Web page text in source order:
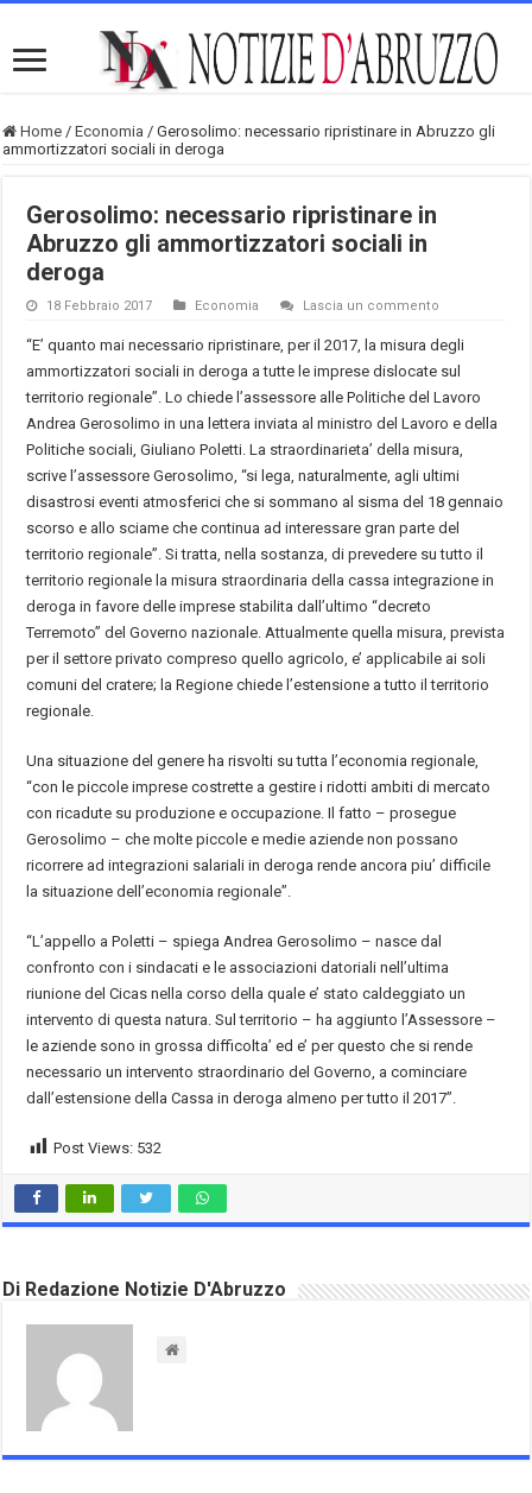
Home / Economia / Gerosolimo: necessario ripristinare in Abruzzo gli
ammortizzatori sociali in deroga
Gerosolimo: necessario ripristinare in
Abruzzo gli ammortizzatori sociali in
deroga
18 Febbraio 2017 Economia Lascia un commento
“E’ quanto mai necessario ripristinare, per il 2017, la misura degli
ammortizzatori sociali in deroga a tutte le imprese dislocate sul
territorio regionale”. Lo chiede l’assessore alle Politiche del Lavoro
Andrea Gerosolimo in una lettera inviata al ministro del Lavoro e della
Politiche sociali, Giuliano Poletti. La straordinarieta’ della misura,
scrive l’assessore Gerosolimo, “si lega, naturalmente, agli ultimi
disastrosi eventi atmosferici che si sommano al sisma del 18 gennaio
scorso e allo sciame che continua ad interessare gran parte del
territorio regionale”. Si tratta, nella sostanza, di prevedere su tutto il
territorio regionale la misura straordinaria della cassa integrazione in
deroga in favore delle imprese stabilita dall’ultimo “decreto
Terremoto” del Governo nazionale. Attualmente quella misura, prevista
per il settore privato compreso quello agricolo, e’ applicabile ai soli
comuni del cratere; la Regione chiede l’estensione a tutto il territorio
regionale.
Una situazione del genere ha risvolti su tutta l’economia regionale,
“con le piccole imprese costrette a gestire i ridotti ambiti di mercato
con ricadute su produzione e occupazione. Il fatto – prosegue
Gerosolimo – che molte piccole e medie aziende non possano
ricorrere ad integrazioni salariali in deroga rende ancora piu’ difficile
la situazione dell’economia regionale”.
“L’appello a Poletti – spiega Andrea Gerosolimo – nasce dal
confronto con i sindacati e le associazioni datoriali nell’ultima
riunione del Cicas nella corso della quale e’ stato caldeggiato un
intervento di questa natura. Sul territorio – ha aggiunto l’Assessore –
le aziende sono in grossa difficolta’ ed e’ per questo che si rende
necessario un intervento straordinario del Governo, a cominciare
dall’estensione della Cassa in deroga almeno per tutto il 2017”.
Post Views: 532
Di Redazione Notizie D'Abruzzo